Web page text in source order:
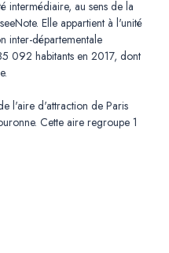
intermédiaire, au sens de la
Elle appartient à l'unité
inter-départementale
092 habitants en 2017, dont
l'aire d'attraction de Paris
Cette aire regroupe 1